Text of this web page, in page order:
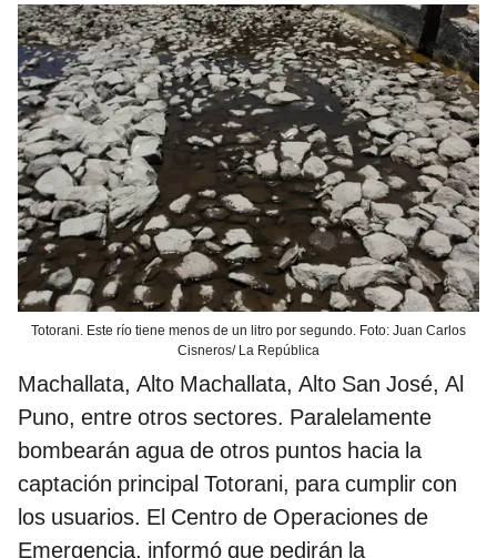
Totorani. Este río tiene menos de un litro por segundo. Foto: Juan Carlos
Cisneros/ La República
Machallata, Alto Machallata, Alto San José, Al
Puno, entre otros sectores. Paralelamente
bombearán agua de otros puntos hacia la
captación principal Totorani, para cumplir con
los usuarios. El Centro de Operaciones de
Emergencia, informó que pedirán la